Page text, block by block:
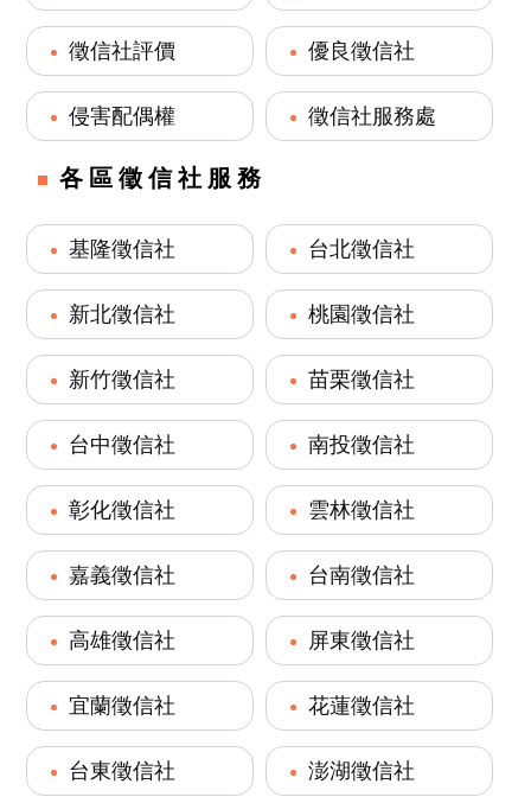
徵信社評價 優良徵信社
侵害配偶權 徵信社服務處
各區徵信社服務
基隆徵信社 台北徵信社
新北徵信社 桃園徵信社
新竹徵信社 苗栗徵信社
台中徵信社 南投徵信社
彰化徵信社 雲林徵信社
嘉義徵信社 台南徵信社
高雄徵信社 屏東徵信社
宜蘭徵信社 花蓮徵信社
台東徵信社 澎湖徵信社